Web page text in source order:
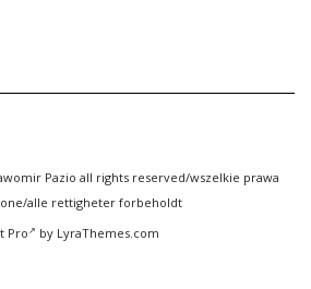
Pazio all rights reserved/wszelkie prawa
alle rettigheter forbeholdt
Pro
by LyraThemes.com